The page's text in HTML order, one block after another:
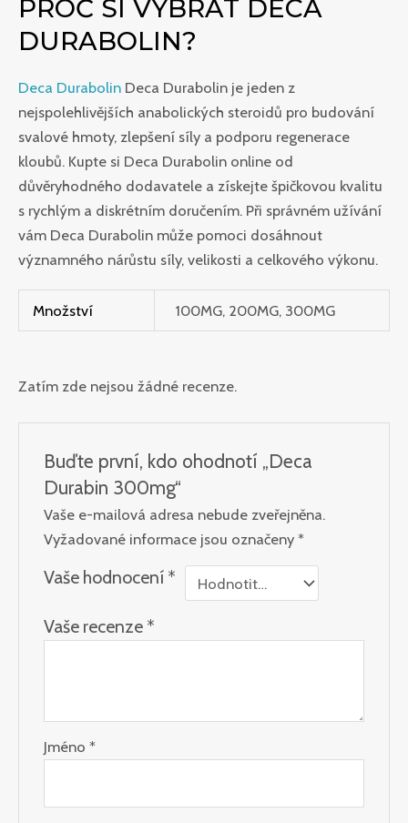
PROČ SI VYBRAT DECA
DURABOLIN?
Deca Durabolin Deca Durabolin je jeden z
nejspolehlivějších anabolických steroidů pro budování
svalové hmoty, zlepšení síly a podporu regenerace
kloubů. Kupte si Deca Durabolin online od
důvěryhodného dodavatele a získejte špičkovou kvalitu
s rychlým a diskrétním doručením. Při správném užívání
vám Deca Durabolin může pomoci dosáhnout
významného nárůstu síly, velikosti a celkového výkonu.
Množství 100MG, 200MG, 300MG
Zatím zde nejsou žádné recenze.
Buďte první, kdo ohodnotí „Deca
Durabin 300mg“
Vaše e-mailová adresa nebude zveřejněna.
Vyžadované informace jsou označeny*
Vaše hodnocení *
Vaše recenze *
Jméno*